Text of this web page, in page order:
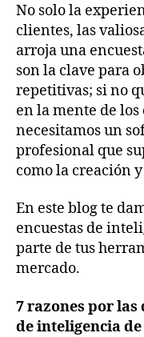
No solo la
clientes, las
arroja una
son la clave para
repetitivas; si no
en la mente de
necesitamos un
profesional que
como la creación
En este blog te
encuestas de
parte de tus
mercado.
7 razones por las
de inteligencia de